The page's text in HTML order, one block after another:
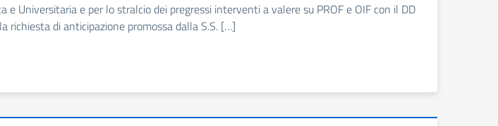
e Universitaria e per lo stralcio dei pregressi interventi a valere su PROF e OIF con il DD
di anticipazione promossa dalla S.S. […]